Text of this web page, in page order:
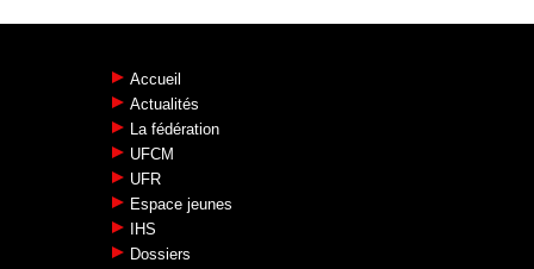
Accueil
Actualités
La fédération
UFCM
UFR
Espace jeunes
IHS
Dossiers